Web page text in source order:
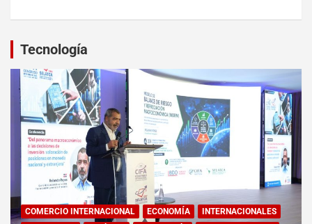
Tecnología
COMERCIO INTERNACIONAL ECONOMÍA
INTERNACIONALES